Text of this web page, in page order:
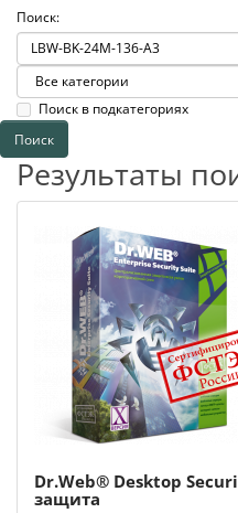
Поиск:
Поиск в подкатегориях
Результаты
Dr.Web® Desktop
защита